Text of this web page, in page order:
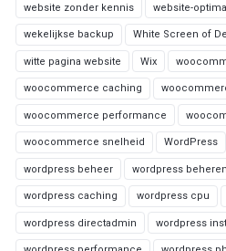
website zonder kennis website-
wekelijkse backup White Screen of
witte pagina website Wix
woocommerce caching
woocommerce performance
woocommerce snelheid WordPress
wordpress beheer wordpress beheren
wordpress caching wordpress cpu
wordpress directadmin wordpress